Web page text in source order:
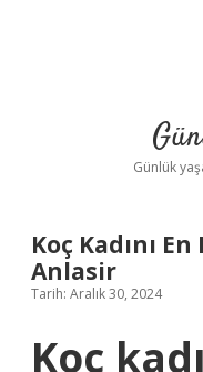
Günlük
Koç Kadını
Anlasir
Tarih: Aralık 30, 2024
Koç